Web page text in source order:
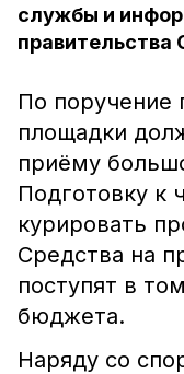
службы и
правительства
По поручение
площадки
приёму
Подготовку к
курировать
Средства на
поступят в
бюджета.
Наряду со